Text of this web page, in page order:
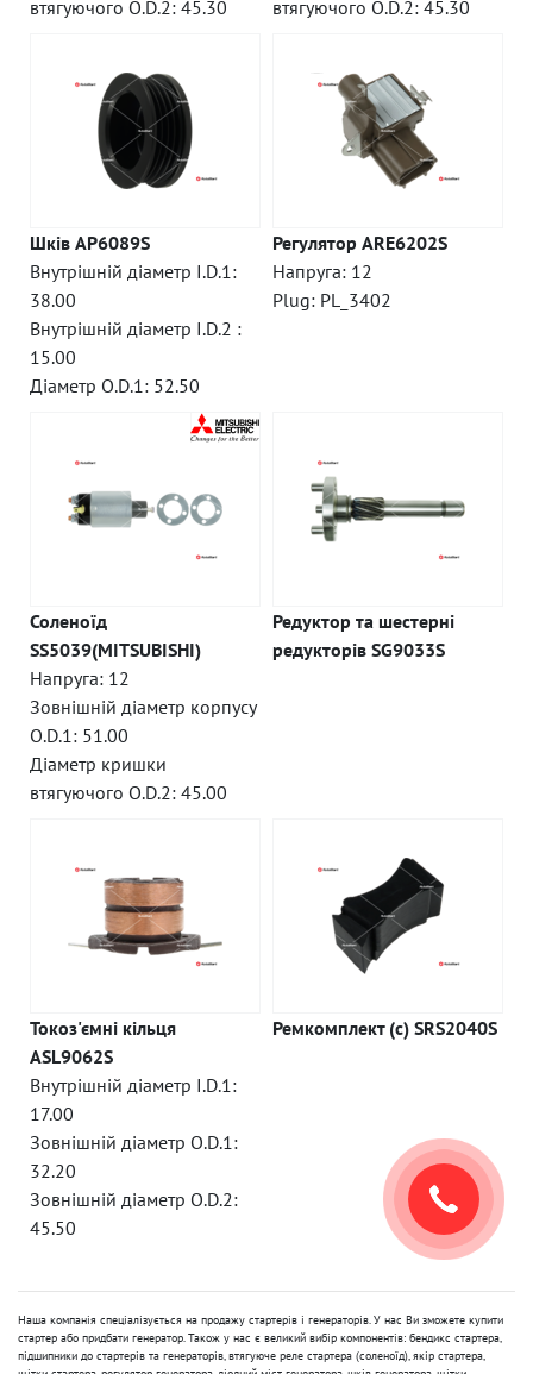
втягуючого O.D.2: 45.30
втягуючого O.D.2: 45.30
Шків AP6089S
Внутрішній діаметр I.D.1:
38.00
Внутрішній діаметр I.D.2 :
15.00
Діаметр O.D.1: 52.50
Регулятор ARE6202S
Напруга: 12
Plug: PL_3402
Соленоїд
SS5039(MITSUBISHI)
Напруга: 12
Зовнішній діаметр корпусу
O.D.1: 51.00
Діаметр кришки
втягуючого O.D.2: 45.00
Редуктор та шестерні
редукторів SG9033S
Токоз'ємні кільця
ASL9062S
Внутрішній діаметр I.D.1:
17.00
Зовнішній діаметр O.D.1:
32.20
Зовнішній діаметр O.D.2:
45.50
Ремкомплект (c) SRS2040S
Наша компанія спеціалізується на продажу стартерів і генераторів. У нас Ви зможете купити
стартер або придбати генератор. Також у нас є великий вибір компонентів: бендикс стартера,
підшипники до стартерів та генераторів, втягуюче реле стартера (соленоїд), якір стартера,